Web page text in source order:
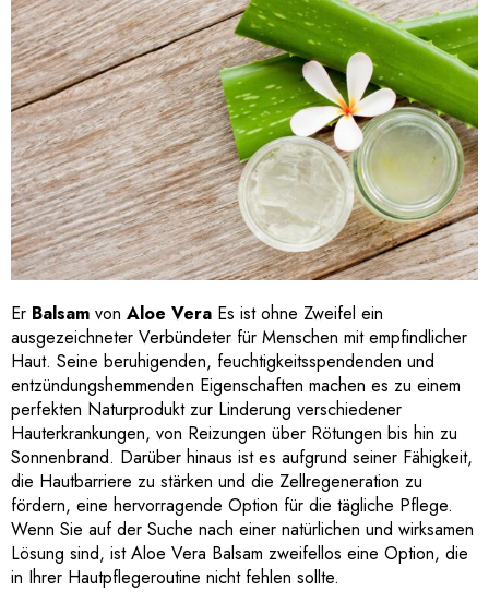
Er Balsam von Aloe Vera Es ist ohne Zweifel ein
ausgezeichneter Verbündeter für Menschen mit empfindlicher
Haut. Seine beruhigenden, feuchtigkeitsspendenden und
entzündungshemmenden Eigenschaften machen es zu einem
perfekten Naturprodukt zur Linderung verschiedener
Hauterkrankungen, von Reizungen über Rötungen bis hin zu
Sonnenbrand. Darüber hinaus ist es aufgrund seiner Fähigkeit,
die Hautbarriere zu stärken und die Zellregeneration zu
fördern, eine hervorragende Option für die tägliche Pflege.
Wenn Sie auf der Suche nach einer natürlichen und wirksamen
Lösung sind, ist Aloe Vera Balsam zweifellos eine Option, die
in Ihrer Hautpflegeroutine nicht fehlen sollte.